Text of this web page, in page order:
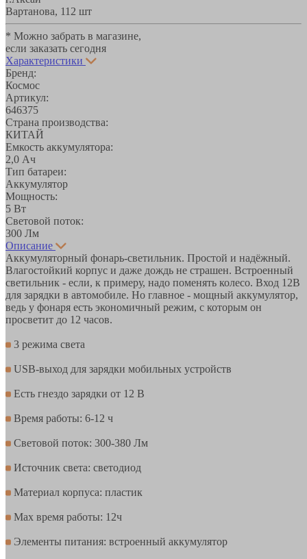
Вартанова, 11 2 шт
* Можно забрать в магазине,
если заказать сегодня
Характеристики
Бренд:
Космос
Артикул:
646375
Страна производства:
КИТАЙ
Емкость аккумулятора:
2,0 Ач
Тип батареи:
Аккумулятор
Мощность:
5 Вт
Световой поток:
300 Лм
Описание
Аккумуляторный фонарь-светильник. Простой и надёжный.
Влагостойкий корпус и даже дождь не страшен. Встроенный
светильник - если, к примеру, надо поменять колесо. Вход 12В
для зарядки в автомобиле. Но главное - мощный аккумулятор,
ведь у фонаря есть экономичный режим, с которым он
просветит до 12 часов.
3 режима света
USB-выход для зарядки мобильных устройств
Есть гнездо зарядки от 12 В
Время работы: 6-12 ч
Световой поток: 300-380 Лм
Источник света: светодиод
Материал корпуса: пластик
Мax время работы: 12ч
Элементы питания: встроенный аккумулятор